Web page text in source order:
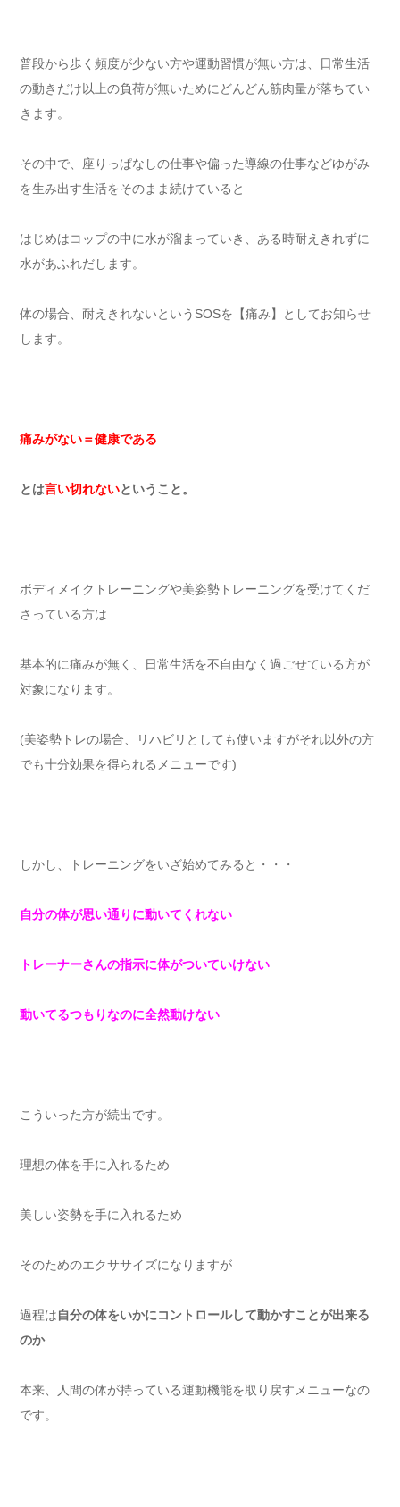
普段から歩く頻度が少ない方や運動習慣が無い方は、日常生活
の動きだけ以上の負荷が無いためにどんどん筋肉量が落ちてい
きます。
その中で、座りっぱなしの仕事や偏った導線の仕事などゆがみ
を生み出す生活をそのまま続けていると
はじめはコップの中に水が溜まっていき、ある時耐えきれずに
水があふれだします。
体の場合、耐えきれないというSOSを【痛み】としてお知らせ
します。
痛みがない＝健康である
とは言い切れないということ。
ボディメイクトレーニングや美姿勢トレーニングを受けてくだ
さっている方は
基本的に痛みが無く、日常生活を不自由なく過ごせている方が
対象になります。
(美姿勢トレの場合、リハビリとしても使いますがそれ以外の方
でも十分効果を得られるメニューです)
しかし、トレーニングをいざ始めてみると・・・
自分の体が思い通りに動いてくれない
トレーナーさんの指示に体がついていけない
動いてるつもりなのに全然動けない
こういった方が続出です。
理想の体を手に入れるため
美しい姿勢を手に入れるため
そのためのエクササイズになりますが
過程は自分の体をいかにコントロールして動かすことが出来る
のか
本来、人間の体が持っている運動機能を取り戻すメニューなの
です。